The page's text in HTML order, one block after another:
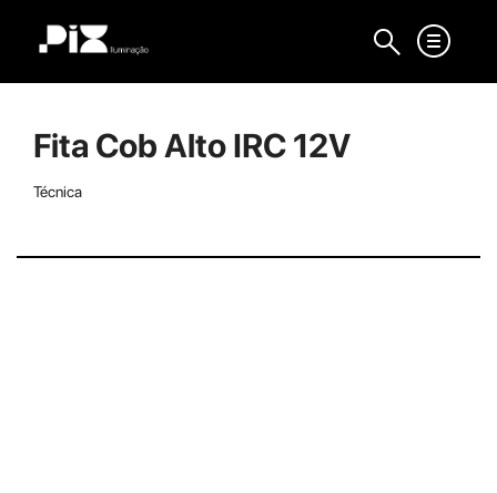
Fita Cob Alto IRC 12V
Técnica